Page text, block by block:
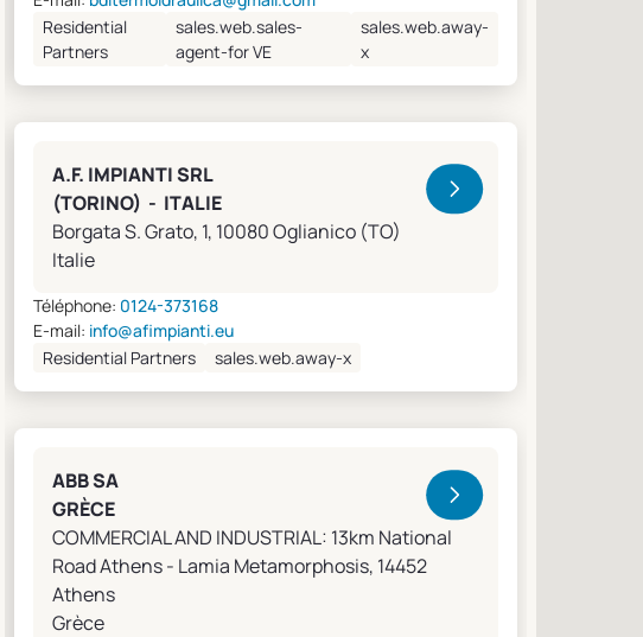
Residential
Partners
sales.web.sales-
agent-for VE
sales.web.away-
x
A.F. IMPIANTI SRL
(TORINO) - ITALIE
Borgata S. Grato, 1, 10080 Oglianico (TO)
Italie
Téléphone: 0124-373168
E-mail: info@afimpianti.eu
Residential Partners
sales.web.away-x
ABB SA
GRÈCE
COMMERCIAL AND INDUSTRIAL: 13km National
Road Athens - Lamia Metamorphosis, 14452
Athens
Grèce